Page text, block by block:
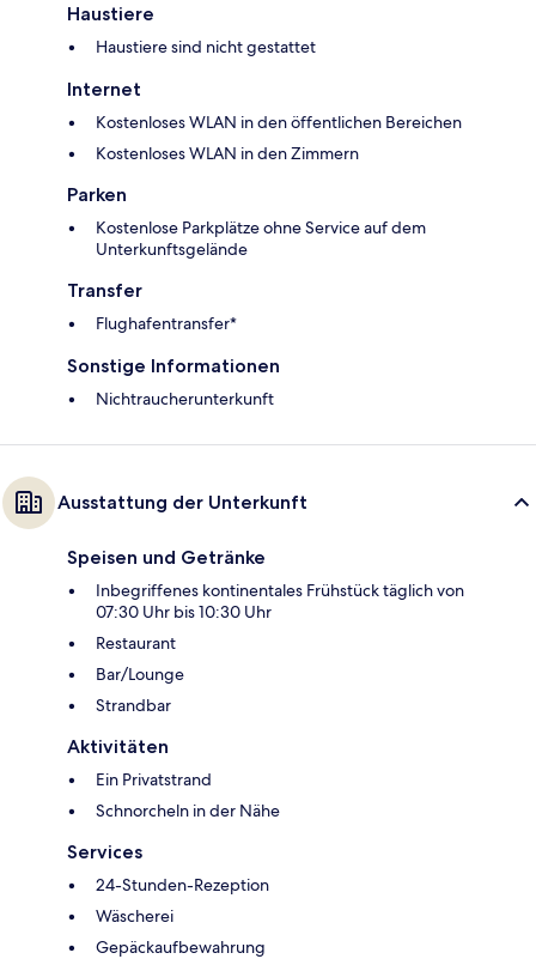
Haustiere
Haustiere sind nicht gestattet
Internet
Kostenloses WLAN in den öffentlichen Bereichen
Kostenloses WLAN in den Zimmern
Parken
Kostenlose Parkplätze ohne Service auf dem
Unterkunftsgelände
Transfer
Flughafentransfer*
Sonstige Informationen
Nichtraucherunterkunft
Ausstattung der Unterkunft
Speisen und Getränke
Inbegriffenes kontinentales Frühstück täglich von
07:30 Uhr bis 10:30 Uhr
Restaurant
Bar/Lounge
Strandbar
Aktivitäten
Ein Privatstrand
Schnorcheln in der Nähe
Services
24-Stunden-Rezeption
Wäscherei
Gepäckaufbewahrung